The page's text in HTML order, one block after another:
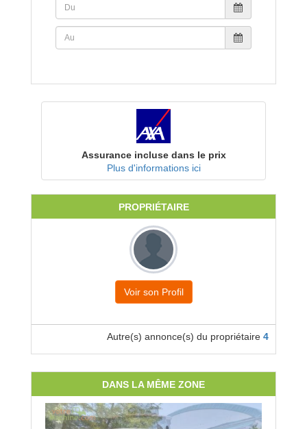
Assurance incluse dans le prix
Plus d'informations ici
PROPRIÉTAIRE
Voir son Profil
Autre(s) annonce(s) du propriétaire 4
DANS LA MÊME ZONE